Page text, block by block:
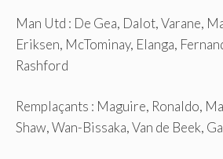
Man Utd : De Gea, Dalot, Varane,
Eriksen, McTominay, Elanga,
Rashford
Remplaçants : Maguire, Ronaldo,
Shaw, Wan-Bissaka, Van de Beek,